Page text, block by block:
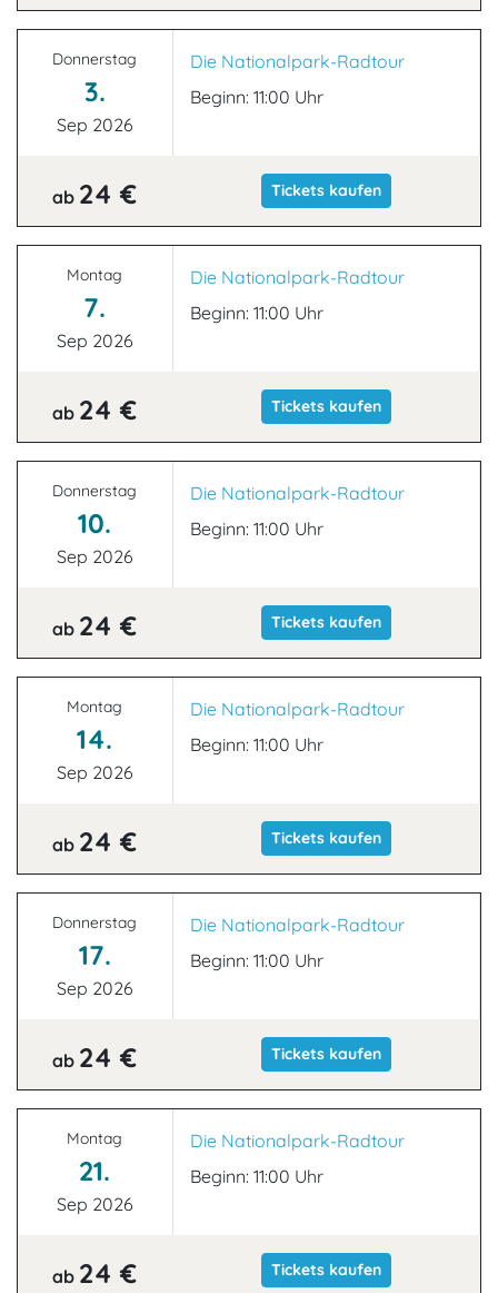
Donnerstag
3.
Sep 2026
Die Nationalpark-Radtour
Beginn: 11:00 Uhr
ab 24 € Tickets kaufen
Montag
7.
Sep 2026
Die Nationalpark-Radtour
Beginn: 11:00 Uhr
ab 24 € Tickets kaufen
Donnerstag
10.
Sep 2026
Die Nationalpark-Radtour
Beginn: 11:00 Uhr
ab 24 € Tickets kaufen
Montag
14.
Sep 2026
Die Nationalpark-Radtour
Beginn: 11:00 Uhr
ab 24 € Tickets kaufen
Donnerstag
17.
Sep 2026
Die Nationalpark-Radtour
Beginn: 11:00 Uhr
ab 24 € Tickets kaufen
Montag
21.
Sep 2026
Die Nationalpark-Radtour
Beginn: 11:00 Uhr
ab 24 € Tickets kaufen